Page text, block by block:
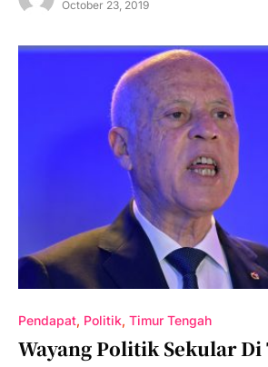
October 23, 2019
Pendapat Politik Timur Tengah
Wayang Politik Sekular